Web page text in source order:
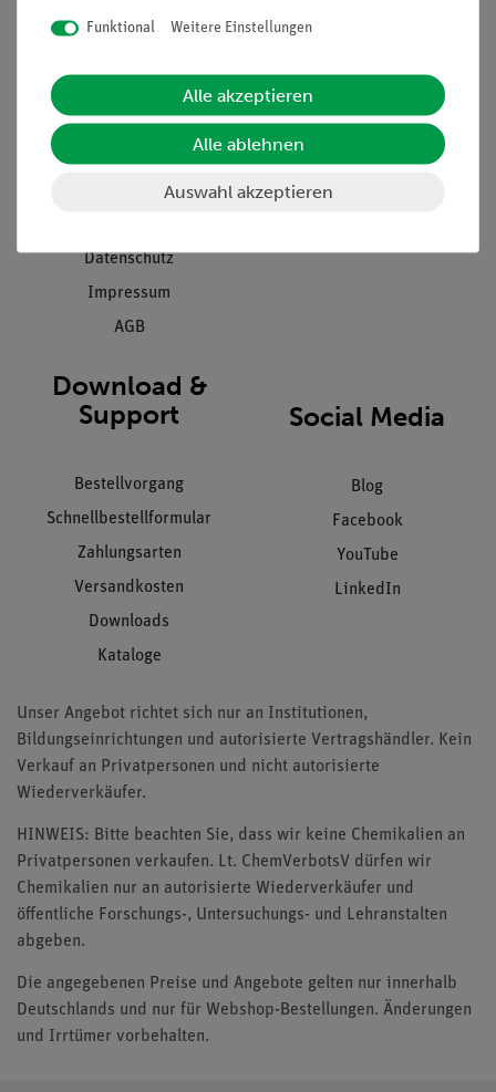
Projekte und Lösungen
Presse
Datenschutz
Impressum
AGB
Beratung & Showroom
Inventarisierungs- &
Inbetriebnahme & Schulungen
Download &
Support
Bestellvorgang
Schnellbestellformular
Zahlungsarten
Versandkosten
Downloads
Kataloge
Social Media
Blog
Facebook
YouTube
LinkedIn
Unser Angebot richtet sich nur an Institutionen,
Bildungseinrichtungen und autorisierte Vertragshändler. Kein
Verkauf an Privatpersonen und nicht autorisierte
Wiederverkäufer.
HINWEIS: Bitte beachten Sie, dass wir keine Chemikalien an
Privatpersonen verkaufen. Lt. ChemVerbotsV dürfen wir
Chemikalien nur an autorisierte Wiederverkäufer und
öffentliche Forschungs-, Untersuchungs- und Lehranstalten
abgeben.
Die angegebenen Preise und Angebote gelten nur innerhalb
Deutschlands und nur für Webshop-Bestellungen. Änderungen
und Irrtümer vorbehalten.
Funktional Weitere Einstellungen
Alle akzeptieren
Alle ablehnen
Auswahl akzeptieren